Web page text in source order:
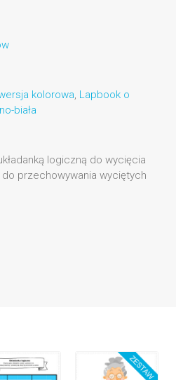
kolorowa, Lapbook o
biała
logiczną do wycięcia
przechowywania wyciętych